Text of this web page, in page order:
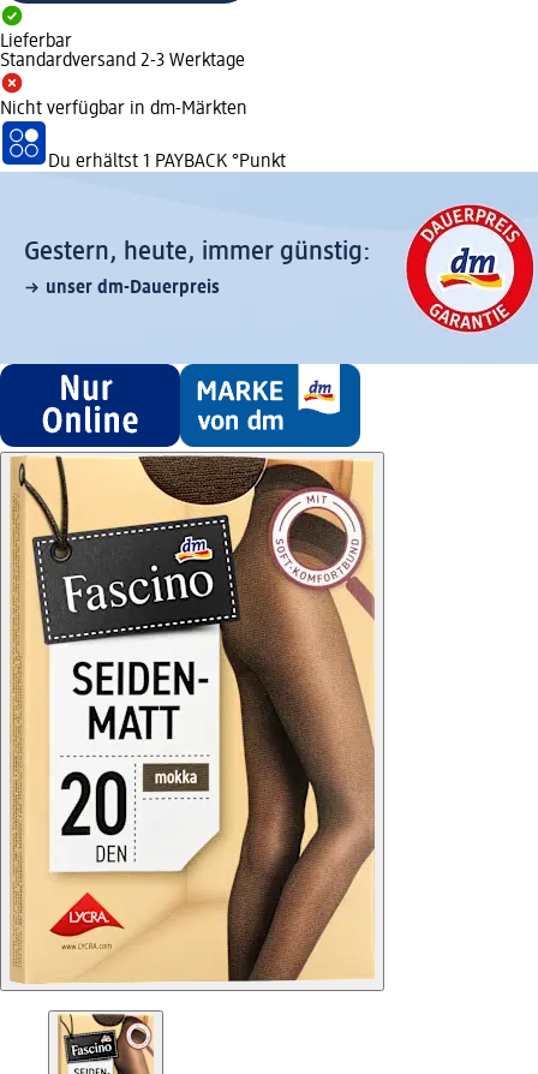
Lieferbar
Standardversand 2-3 Werktage
Nicht verfügbar in dm-Märkten
Du erhältst 1 PAYBACK °Punkt
Gestern, heute, immer günstig:
unser dm-Dauerpreis